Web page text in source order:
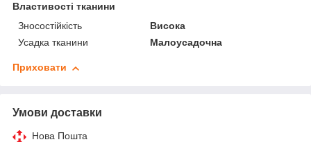
Властивості тканини
Зносостійкість
Висока
Усадка тканини
Малоусадочна
Приховати
Умови доставки
Нова Пошта